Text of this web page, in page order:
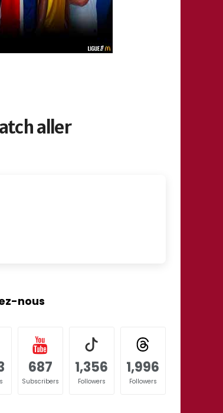
aller
nous
687
Subscribers
1,356
Followers
1,996
Followers